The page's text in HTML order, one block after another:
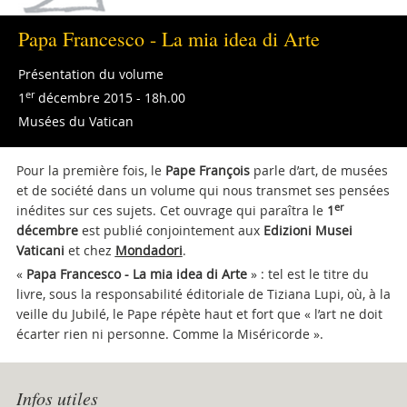
Papa Francesco - La mia idea di Arte
Présentation du volume
1 erdécembre 2015 - 18h.00
Musées du Vatican
Pour la première fois, le Pape Françoisparle d’art, de musées
et de société dans un volume qui nous transmet ses pensées
inédites sur ces sujets. Cet ouvrage qui paraîtra le 1er
décembreest publié conjointement aux Edizioni Musei
Vaticani et chez Mondadori.
«Papa Francesco - La mia idea di Arte » : tel est le titre du
livre, sous la responsabilité éditoriale de Tiziana Lupi, où, à la
veille du Jubilé, le Pape répète haut et fort que « l’art ne doit
écarter rien ni personne. Comme la Miséricorde ».
Infos utiles